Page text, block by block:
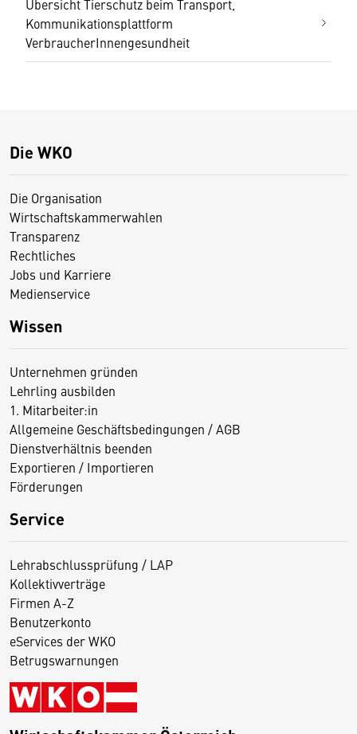
Übersicht Tierschutz beim Transport,
Kommunikationsplattform
VerbraucherInnengesundheit
Die WKO
Die Organisation
Wirtschaftskammerwahlen
Transparenz
Rechtliches
Jobs und Karriere
Medienservice
Wissen
Unternehmen gründen
Lehrling ausbilden
1. Mitarbeiter:in
Allgemeine Geschäftsbedingungen / AGB
Dienstverhältnis beenden
Exportieren / Importieren
Förderungen
Service
Lehrabschlussprüfung / LAP
Kollektivverträge
Firmen A-Z
Benutzerkonto
eServices der WKO
Betrugswarnungen